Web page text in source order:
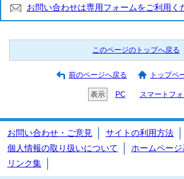
お問い合わせは専用フォームをご利用く
このページのトップへ戻る
前のページへ戻る トップペ
表示 PC スマートフ
お問い合わせ・ご意見
サイトの利用方法
個人情報の取り扱いについて
ホームペー
リンク集